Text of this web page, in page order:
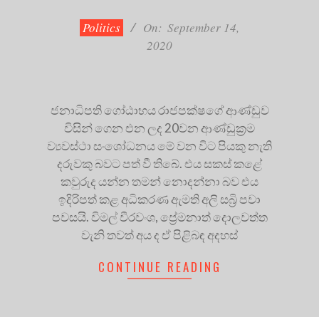
Politics On: September 14,
2020
ජනාධිපති ගෝඨාභය රාජපක්ෂගේ ආණ්ඩුව
විසින් ගෙන එන ලද 20වන ආණ්ඩුක්‍රම
ව්‍යවස්ථා සංශෝධනය මේ වන විට පියකු නැති
දරුවකු බවට පත් වී තිබේ. එය සකස් කළේ
කවුරුද යන්න තමන් නොදන්නා බව එය
ඉදිරිපත් කළ අධිකරණ ඇමති අලි සබ්‍රි පවා
පවසයි. විමල් වීරවංශ, ප්‍රේමනාත් දොලවත්ත
වැනි තවත් අය ද ඒ පිළිබඳ අදහස්
CONTINUE READING